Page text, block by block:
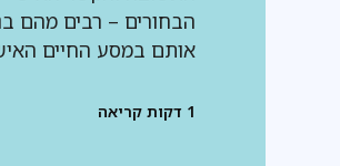
הבחורים – רבים מהם
אותם במסע החיים
1 דקות קריאה